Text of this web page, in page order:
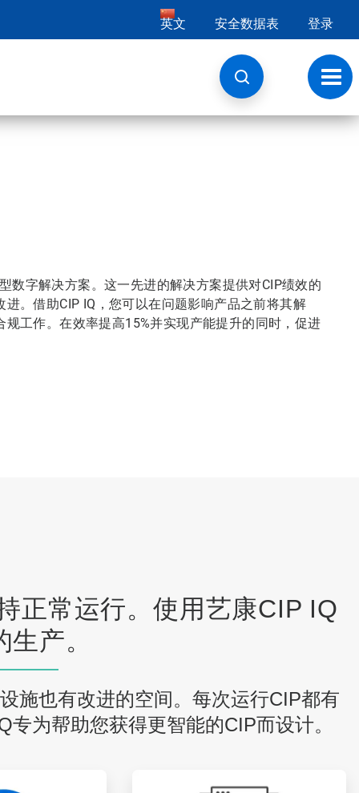
英文 安全数据表 登录
切
换
导
航
数字解决方案。这一先进的解决方案提供对CIP绩效的
。借助CIP IQ，您可以在问题影响产品之前将其解
工作。在效率提高15%并实现产能提升的同时，促进
正常运行。使用艺康CIP IQ
产。
施也有改进的空间。每次运行CIP都有
为帮助您获得更智能的CIP而设计。